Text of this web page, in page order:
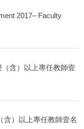
2017– Faculty
含）以上專任教師壹
含）以上專任教師壹名